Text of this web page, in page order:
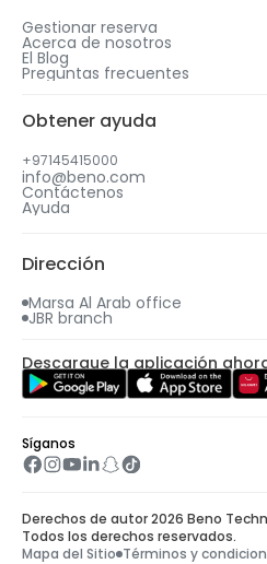
Selecciona la fecha y
4
Gestionar reserva
Acerca de nosotros
El Blog
Preguntas frecuentes
Obtener ayuda
+97145415000
info@beno.com
Contáctenos
Ayuda
Dirección
Marsa Al Arab office
JBR branch
Descargue la aplicación
Síganos
Derechos de autor 2026 Beno
Todos los derechos reservados.
Mapa del Sitio Términos y